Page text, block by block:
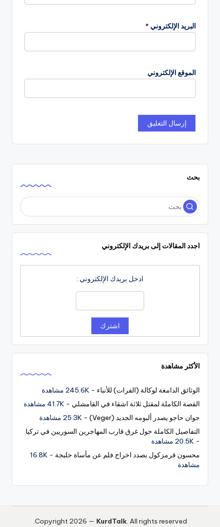
البريد الإلكتروني *
الموقع الإلكتروني
بحث
اجدد المقالات إلى بريدك الإلكتروني
ادخل بريدك الإلكتروني :
الأكثر مشاهدة
الوثائق الدامغة لوكالة (الفرات) للأنباء - 245.6K مشاهدة
القصة الكاملة لمقتل ثلاثة اشقاء في القامشلي - 41.7K مشاهدة
جوان حاجو يصدر ألبومه الجديد (Veger)
- 25.3K مشاهدة
التفاصيل الكاملة حول غرق قارب المهاجرين السوريين في تركيا
- 20.5K مشاهدة
محسون قرمزكول بصدد اخراج فلم عن مأساة حلبجة
- 16.8K
مشاهدة
Copyright 2026 — KurdTalk. All rights reserved.